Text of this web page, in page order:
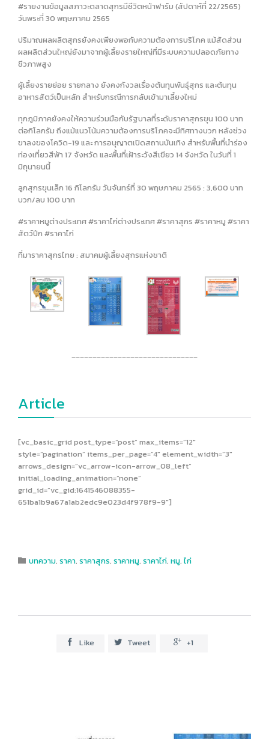
#รายงานข้อมูลสภาวะตลาดสุกรมีชีวิตหน้าฟาร์ม (สัปดาห์ที่ 22/2565)
วันพระที่ 30 พฤษภาคม 2565
ปริมาณผลผลิตสุกรยังคงเพียงพอกับความต้องการบริโภค แม้สัดส่วน
ผลผลิตส่วนใหญ่ยังมาจากผู้เลี้ยงรายใหญ่ที่มีระบบความปลอดภัยทาง
ชีวภาพสูง
ผู้เลี้ยงรายย่อย รายกลาง ยังคงกังวลเรื่องต้นทุนพันธุ์สุกร และต้นทุน
อาหารสัตว์เป็นหลัก สำหรับกรณีการกลับเข้ามาเลี้ยงใหม่
ทุกภูมิภาคยังคงให้ความร่วมมือกับรัฐบาลที่ระดับราคาสุกรขุน 100 บาท
ต่อกิโลกรัม ถึงแม้แนวโน้มความต้องการบริโภคจะมีทิศทางบวก หลังช่วง
ขาลงของโควิด-19 และ การอนุญาตเปิดสถานบันเทิง สำหรับพื้นที่นำร่อง
ท่องเที่ยวสีฟ้า 17 จังหวัด และพื้นที่เฝ้าระวังสีเขียว 14 จังหวัด ในวันที่ 1
มิถุนายนนี้
ลูกสุกรขุนเล็ก 16 กิโลกรัม วันจันทร์ที่ 30 พฤษภาคม 2565 : 3,600 บาท
บวก/ลบ 100 บาท
#ราคาหมูต่างประเทศ #ราคาไก่ต่างประเทศ #ราคาสุกร #ราคาหมู #ราคา
สัตว์ปีก #ราคาไก่
ที่มาราคาสุกรไทย : สมาคมผู้เลี้ยงสุกรแห่งชาติ
______________________________
Article
[vc_basic_grid post_type=”post” max_items=”12″
style=”pagination” items_per_page=”4″ element_width=”3″
arrows_design=”vc_arrow-icon-arrow_08_left”
initial_loading_animation=”none”
grid_id=”vc_gid:1641546088355-
651ba1b9a67a1ab2edc9e023d4f978f9-9″]
 Category
บทความ, ราคา, ราคาสุกร, ราคาหมู, ราคาไก่, หมู, ไก่
 Like  Tweet  +1